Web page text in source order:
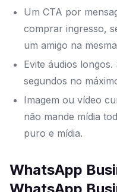
Um CTA por
comprar ingresso,
um amigo na
Evite áudios
segundos no
Imagem ou vídeo
não mande mídia
puro e mídia.
WhatsApp